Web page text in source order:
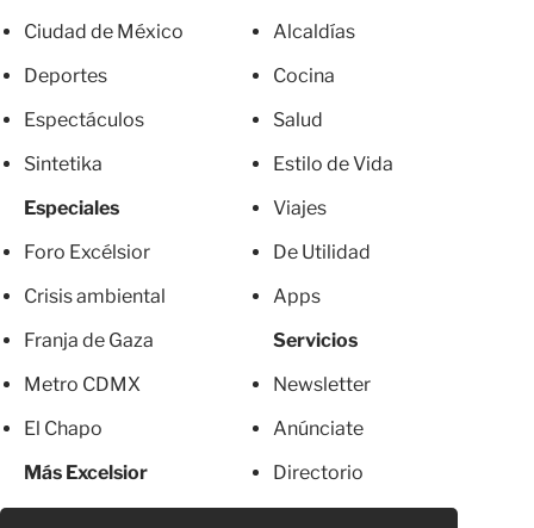
Ciudad de México
Deportes
Espectáculos
Sintetika
Especiales
Foro Excélsior
Crisis ambiental
Franja de Gaza
Metro CDMX
El Chapo
Más Excelsior
Alcaldías
Cocina
Salud
Estilo de Vida
Viajes
De Utilidad
Apps
Servicios
Newsletter
Anúnciate
Directorio